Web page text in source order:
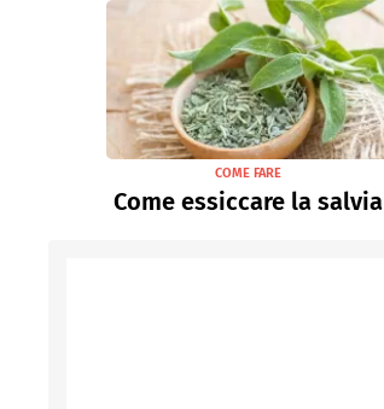
COME FARE
Come essiccare la salvia